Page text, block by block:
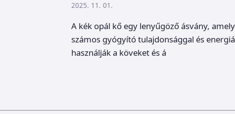
2025. 11. 01.
A kék opál kő egy lenyűgöző ásvány,
számos gyógyító tulajdonsággal és
használják a köveket és á